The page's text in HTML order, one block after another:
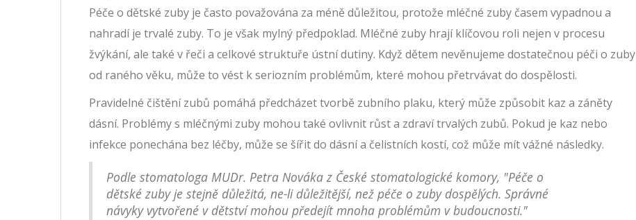
Péče o dětské zuby je často považována za méně důležitou, protože mléčné zuby časem vypadnou a
nahradí je trvalé zuby. To je však mylný předpoklad. Mléčné zuby hrají klíčovou roli nejen v procesu
žvýkání, ale také v řeči a celkové struktuře ústní dutiny. Když dětem nevěnujeme dostatečnou péči o zuby
od raného věku, může to vést k seriozním problémům, které mohou přetrvávat do dospělosti.
Pravidelné čištění zubů pomáhá předcházet tvorbě zubního plaku, který může způsobit kaz a záněty
dásní. Problémy s mléčnými zuby mohou také ovlivnit růst a zdraví trvalých zubů. Pokud je kaz nebo
infekce ponechána bez léčby, může se šířit do dásní a čelistních kostí, což může mít vážné následky.
Podle stomatologa MUDr. Petra Nováka z České stomatologické komory, "Péče o
dětské zuby je stejně důležitá, ne-li důležitější, než péče o zuby dospělých. Správné
návyky vytvořené v dětství mohou předejít mnoha problémům v budoucnosti."